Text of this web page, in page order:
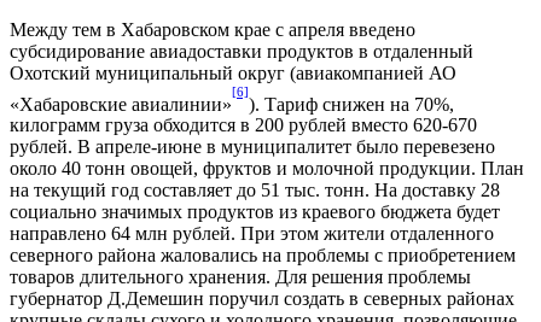
Между тем в Хабаровском крае с апреля введено
субсидирование авиадоставки продуктов в отдаленный
Охотский муниципальный округ (авиакомпанией АО
«Хабаровские авиалинии»
[6]
). Тариф снижен на 70%,
килограмм груза обходится в 200 рублей вместо 620-670
рублей. В апреле-июне в муниципалитет было перевезено
около 40 тонн овощей, фруктов и молочной продукции. План
на текущий год составляет до 51 тыс. тонн. На доставку 28
социально значимых продуктов из краевого бюджета будет
направлено 64 млн рублей. При этом жители отдаленного
северного района жаловались на проблемы с приобретением
товаров длительного хранения. Для решения проблемы
губернатор Д.Демешин поручил создать в северных районах